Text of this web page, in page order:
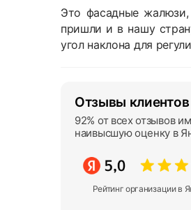
Это фасадные
пришли и в нашу
угол наклона для
Отзывы клиентов
92% от всех отзывов
наивысшую оценку в
Рейтинг организации в